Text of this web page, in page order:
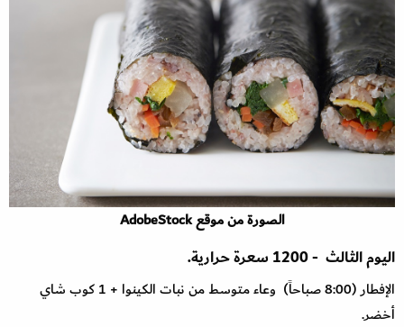
الصورة من موقع AdobeStock
اليوم الثالث - 1200 سعرة حرارية.
الإفطار (8:00 صباحاً) وعاء متوسط من نبات الكينوا + 1 كوب شاي
أخضر.